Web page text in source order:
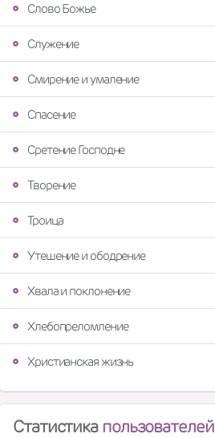
Слово Божье
Служение
Смирение и умаление
Спасение
Сретение Господне
Творение
Троица
Утешение и ободрение
Хвала и поклонение
Хлебопреломление
Христианская жизнь
Статистика пользователей